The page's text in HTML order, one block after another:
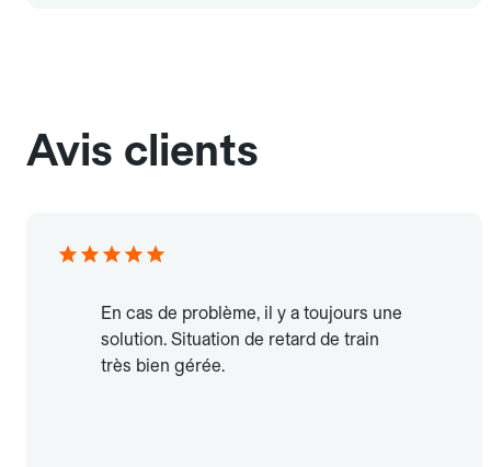
Avis clients
En cas de problème, il y a toujours une
solution. Situation de retard de train
très bien gérée.